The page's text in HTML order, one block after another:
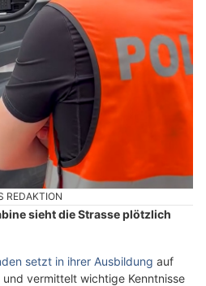
REDAKTION
sieht die Strasse plötzlich
setzt in ihrer Ausbildung auf
vermittelt wichtige Kenntnisse